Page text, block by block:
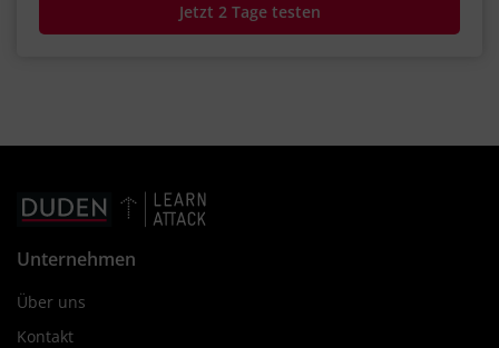
Jetzt 2 Tage testen
Unternehmen
Über uns
Kontakt